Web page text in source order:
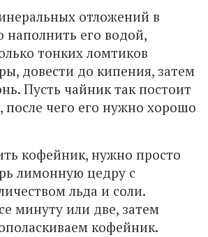
отложений в
его водой,
тонких ломтиков
довести до кипения, затем
Пусть чайник так постоит
после чего его нужно хорошо
кофейник, нужно просто
лимонную цедру с
льда и соли.
минуту или две, затем
кофейник.